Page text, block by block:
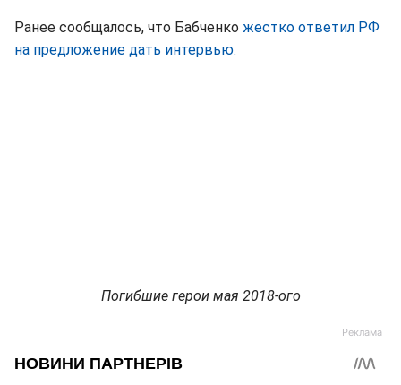
Ранее сообщалось, что Бабченко жестко ответил РФ
на предложение дать интервью.
Погибшие герои мая 2018-ого